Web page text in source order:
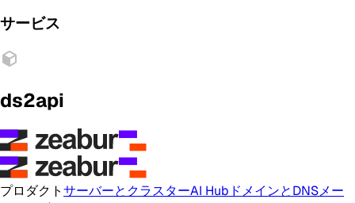
サービス
ds2api
プロダクトサーバーとクラスターAI Hub ドメインとDNSメー